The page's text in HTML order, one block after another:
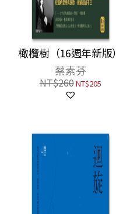
橄欖樹（16週年新版）
蔡素芬
NT$260NT$205